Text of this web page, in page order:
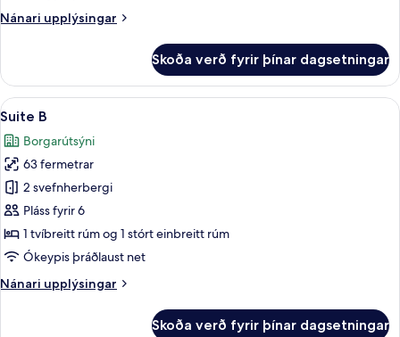
Nánari upplýsingar
Nánari
A
Skoða verð fyrir þínar dagsetningar
Skoða
allar
myndir
fyrir
Suite
B
Suite B | Stofa | 50-tommu
16
Suite B
Borgarútsýni
63 fermetrar
2 svefnherbergi
Pláss fyrir 6
1 tvíbreitt rúm og 1 stórt einbreitt rúm
Ókeypis þráðlaust net
Nánari upplýsingar
Nánari
Skoða verð fyrir þínar dagsetningar